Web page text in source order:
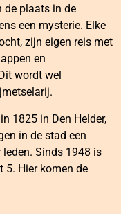
de plaats in de
een mysterie. Elke
zijn eigen reis met
en
wordt wel
1825 in Den Helder,
in de stad een
Sinds 1948 is
5. Hier komen de